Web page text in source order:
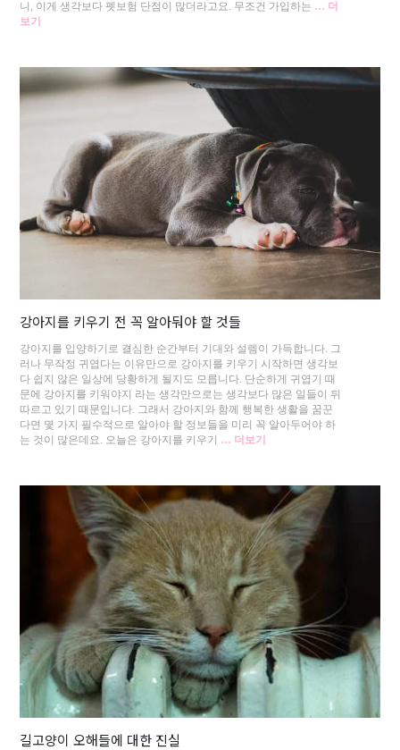
니, 이게 생각보다 펫보험 단점이 많더라고요. 무조건 가입하는 … 더
보기
강아지를 키우기 전 꼭 알아둬야 할 것들
강아지를 입양하기로 결심한 순간부터 기대와 설렘이 가득합니다. 그
러나 무작정 귀엽다는 이유만으로 강아지를 키우기 시작하면 생각보
다 쉽지 않은 일상에 당황하게 될지도 모릅니다. 단순하게 귀엽기 때
문에 강아지를 키워야지 라는 생각만으로는 생각보다 많은 일들이 뒤
따르고 있기 때문입니다. 그래서 강아지와 함께 행복한 생활을 꿈꾼
다면 몇 가지 필수적으로 알아야 할 정보들을 미리 꼭 알아두어야 하
는 것이 많은데요. 오늘은 강아지를 키우기 … 더보기
길고양이 오해들에 대한 진실